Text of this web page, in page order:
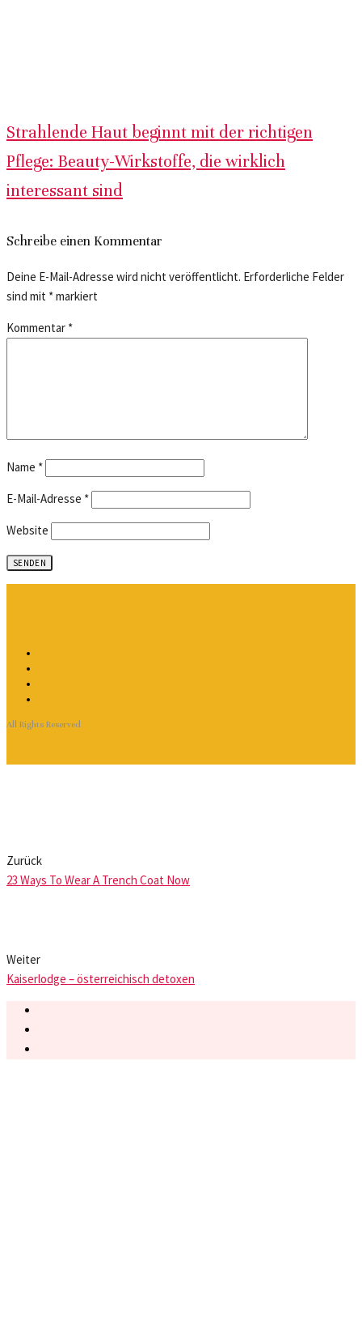
Strahlende Haut beginnt mit der richtigen
Pflege: Beauty-Wirkstoffe, die wirklich
interessant sind
Schreibe einen Kommentar
Deine E-Mail-Adresse wird nicht veröffentlicht. Erforderliche Felder
sind mit *markiert
Kommentar *
Name *
E-Mail-Adresse *
Website
All Rights Reserved
Zurück
23 Ways To Wear A Trench Coat Now
Weiter
Kaiserlodge – österreichisch detoxen